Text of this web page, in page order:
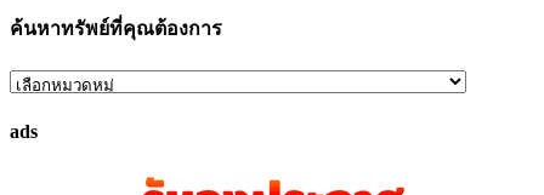
ค้นหาทรัพย์ที่คุณต้องการ
ค้นหา
ที่
ads